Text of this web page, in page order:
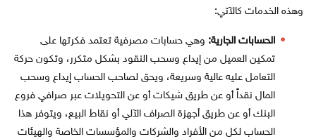
وهذه الخدمات كالآتي:
الحسابات الجارية: وهي حسابات مصرفية تعتمد فكرتها على
تمكين العميل من إيداع وسحب النقود بشكل متكرر، وتكون حركة
التعامل عليه عالية وسريعة، ويحق لصاحب الحساب إيداع وسحب
المال نقداً أو عن طريق شيكات أو عن التحويلات عبر صرافي فروع
البنك أو عن طريق أجهزة الصراف الآلي أو نقاط البيع، ويتوفر هذا
الحساب لكل من الأفراد والشركات والمؤسسات الخاصة والهيئات